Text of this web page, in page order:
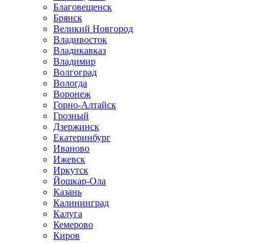
Благовещенск
Брянск
Великий Новгород
Владивосток
Владикавказ
Владимир
Волгоград
Вологда
Воронеж
Горно-Алтайск
Грозный
Дзержинск
Екатеринбург
Иваново
Ижевск
Иркутск
Йошкар-Ола
Казань
Калининград
Калуга
Кемерово
Киров